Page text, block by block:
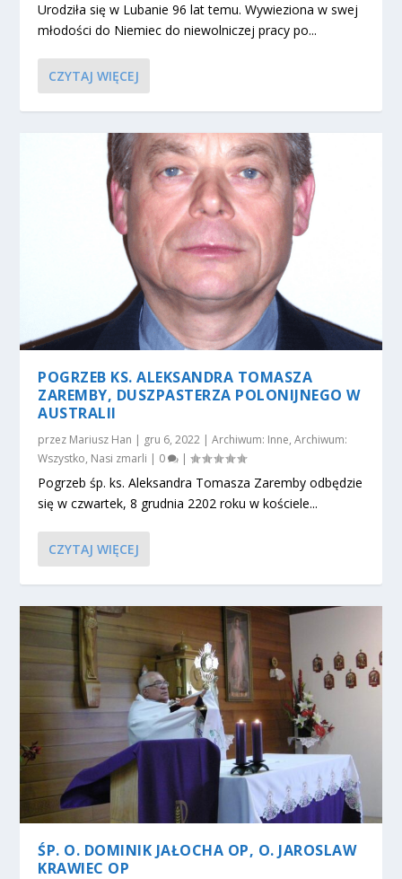
Urodziła się w Lubanie 96 lat temu. Wywieziona w swej
młodości do Niemiec do niewolniczej pracy po...
CZYTAJ WIĘCEJ
POGRZEB KS. ALEKSANDRA TOMASZA
ZAREMBY, DUSZPASTERZA POLONIJNEGO W
AUSTRALII
przez Mariusz Han | gru 6, 2022 |Archiwum: Inne,Archiwum:
Wszystko, Nasi zmarli | 0 |
Pogrzeb śp. ks. Aleksandra Tomasza Zaremby odbędzie
się w czwartek, 8 grudnia 2202 roku w kościele...
CZYTAJ WIĘCEJ
ŚP. O. DOMINIK JAŁOCHA OP, O. JAROSLAW
KRAWIEC OP